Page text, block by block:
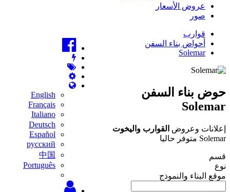
عروض الأسعار
صور
English
Français
Italiano
Deutsch
Español
русский
中国
Português
قوارب
أحواض بناء السفن
Solemar
حوض بناء السفن
Solemar
إعلانات وعروض القوارب واليخوت
Solemar متوفر حاليا
قسم
نوع
موقع البناء والنموذج